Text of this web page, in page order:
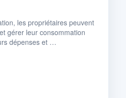
les propriétaires peuvent
gérer leur consommation
dépenses et …